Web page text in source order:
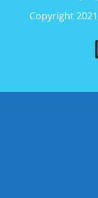
Copyright